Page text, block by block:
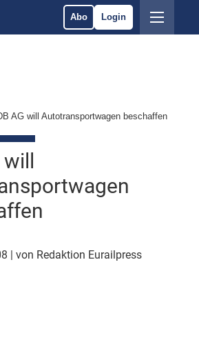
Abo Login
AG will Autotransportwagen beschaffen
| von Redaktion Eurailpress